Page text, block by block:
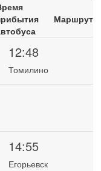
Маршрут
12:48
Томилино
14:55
Егорьевск